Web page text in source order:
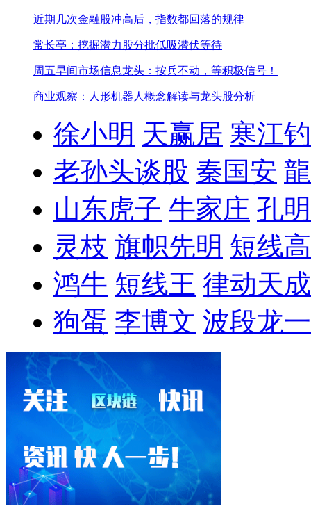
近期几次金融股冲高后，指数都回落的规律
常长亭：挖掘潜力股分批低吸潜伏等待
周五早间市场信息龙头：按兵不动，等积极信号！
商业观察：人形机器人概念解读与龙头股分析
徐小明 天赢居 寒江
老孙头谈股 秦国安
山东虎子 牛家庄 孔
灵枝 旗帜先明 短线
鸿牛 短线王 律动天成
狗蛋 李博文 波段龙一